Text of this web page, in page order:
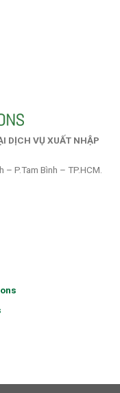
DỊCH VỤ XUẤT NHẬP
P.Tam Bình – TP.HCM.